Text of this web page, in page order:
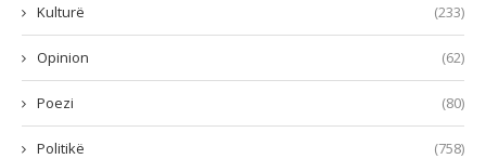
Kulturë (233)
Opinion (62)
Poezi (80)
Politikë (758)